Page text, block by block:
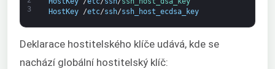
3
HostKey
/etc/ssh/ssh_host_ecdsa_key
Deklarace hostitelského klíče udává, kde se
nachází globální hostitelský klíč: